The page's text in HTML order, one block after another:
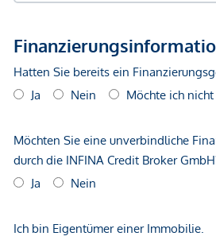
gegenüber dem anbietenden
geltend zu machen. Wir weisen Sie
gemachten Angaben und
unverbindliche Vorabinformationen